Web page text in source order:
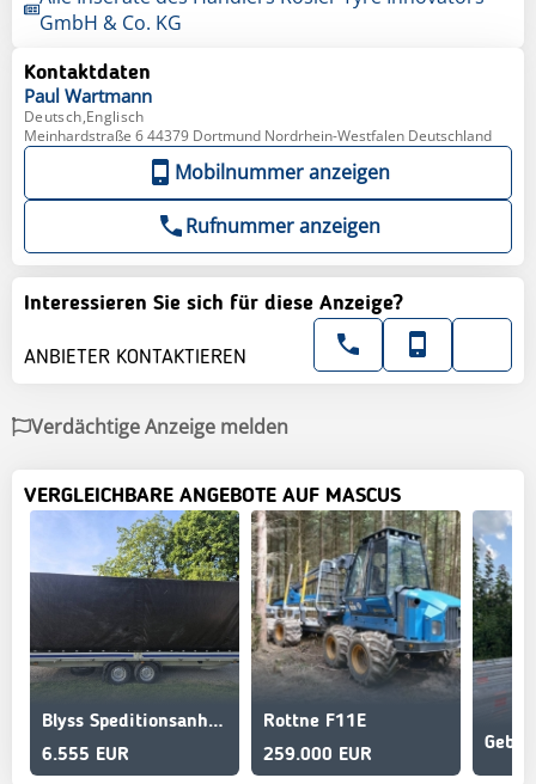
GmbH & Co. KG
Kontaktdaten
Paul Wartmann
Deutsch,Englisch
Meinhardstraße 6 44379 Dortmund Nordrhein-Westfalen Deutschland
Mobilnummer anzeigen
Rufnummer anzeigen
Interessieren Sie sich für diese Anzeige?
ANBIETER KONTAKTIEREN
Verdächtige Anzeige melden
VERGLEICHBARE ANGEBOTE AUF MASCUS
Blyss Speditionsanhänger
6.555 EUR
Rottne F11E
259.000 EUR